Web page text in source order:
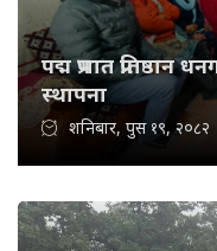
पद्म प्रभात प्रतिष्ठान
स्थापना
शनिबार, पुस १९, २०८२